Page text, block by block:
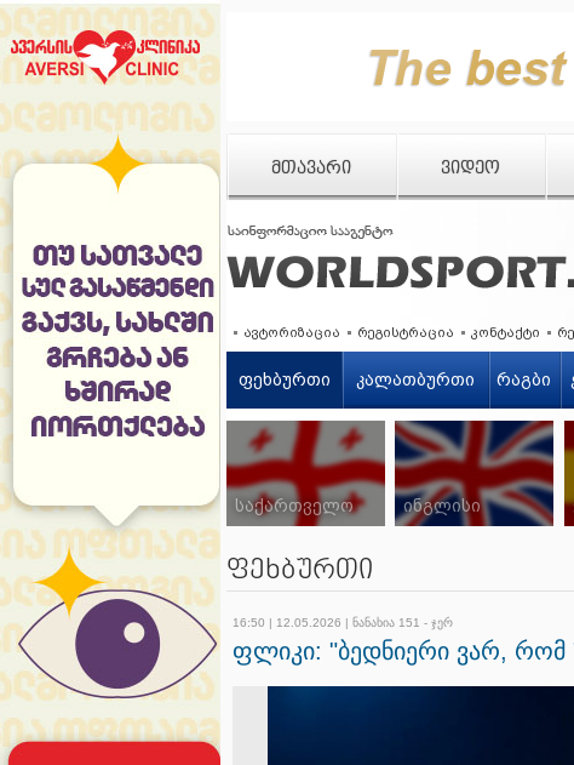
ᲛᲗᲐᲕᲐᲠᲘ ᲕᲘᲓᲔᲝ
ავტორიზაცია რეგისტრაცია კონტაქტი
ფეხბურთი კალათბურთი რაგბი
საქართველო ინგლისი
ფეხბურთი
16:50 | 12.05.2026 | ნანახია 151 - ჯერ
ფლიკი: "ბედნიერი ვარ, რომ